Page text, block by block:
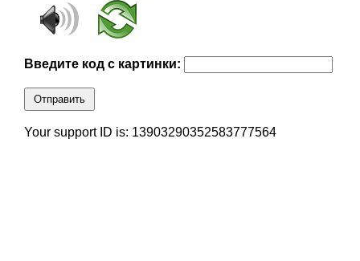
Введите код с картинки:
Отправить
Your support ID is: 13903290352583777564